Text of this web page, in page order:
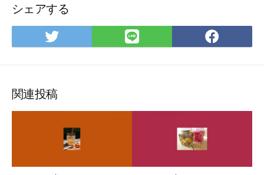
シェアする
Twitter
で
LINE
で
で
関連投稿